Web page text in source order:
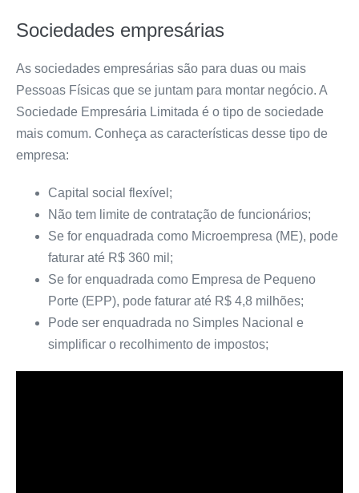
Sociedades empresárias
As sociedades empresárias são para duas ou mais
Pessoas Físicas que se juntam para montar negócio. A
Sociedade Empresária Limitada é o tipo de sociedade
mais comum. Conheça as características desse tipo de
empresa:
Capital social flexível;
Não tem limite de contratação de funcionários;
Se for enquadrada como Microempresa (ME), pode
faturar até R$ 360 mil;
Se for enquadrada como Empresa de Pequeno
Porte (EPP), pode faturar até R$ 4,8 milhões;
Pode ser enquadrada no Simples Nacional e
simplificar o recolhimento de impostos;